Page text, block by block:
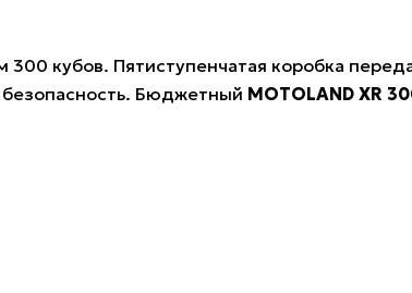
кубов. Пятиступенчатая коробка
Бюджетный MOTOLAND XR